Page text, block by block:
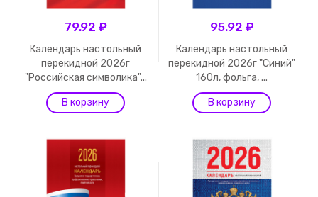
79.92 ₽
Календарь настольный
перекидной 2026г
"Российская символика"...
95.92 ₽
Календарь настольный
перекидной 2026г "Синий"
160л, фольга, ...